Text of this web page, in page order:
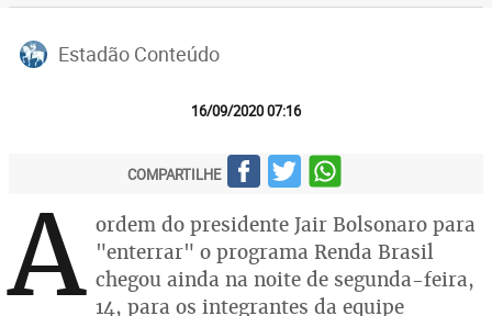
Estadão Conteúdo
16/09/2020 07:16
COMPARTILHE
A ordem do presidente Jair Bolsonaro para
"enterrar" o programa Renda Brasil
chegou ainda na noite de segunda-feira,
14, para os integrantes da equipe